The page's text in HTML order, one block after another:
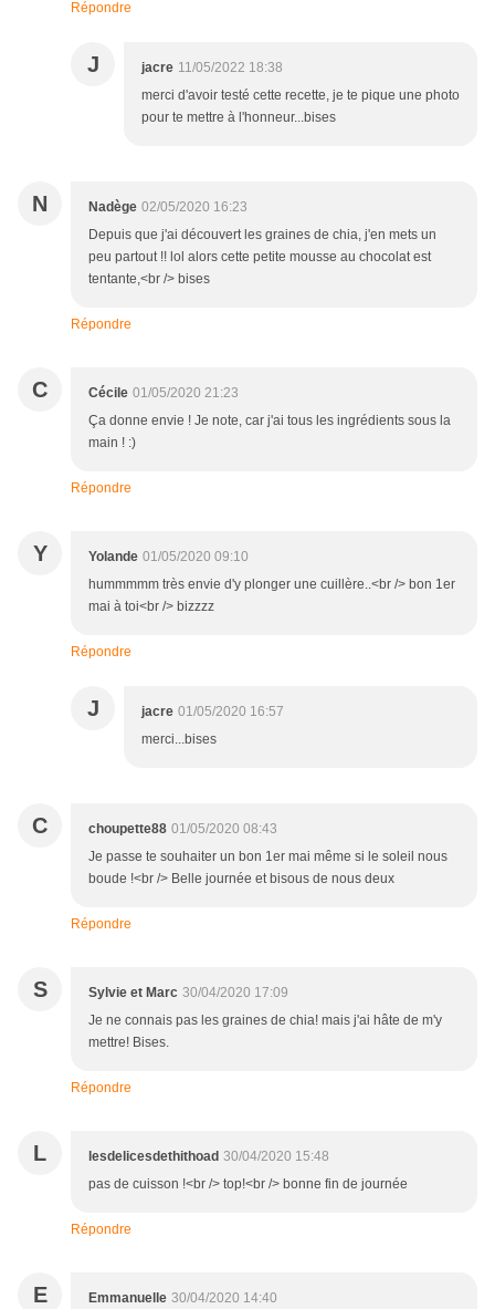
Répondre
J jacre 11/05/2022 18:38
merci d'avoir testé cette recette, je te pique une photo
pour te mettre à l'honneur...bises
N Nadège 02/05/2020 16:23
Depuis que j'ai découvert les graines de chia, j'en mets un
peu partout !! lol alors cette petite mousse au chocolat est
tentante,<br /> bises
Répondre
C Cécile 01/05/2020 21:23
Ça donne envie ! Je note, car j'ai tous les ingrédients sous la
main ! :)
Répondre
Y Yolande 01/05/2020 09:10
hummmmm très envie d'y plonger une cuillère..<br /> bon 1er
mai à toi<br /> bizzzz
Répondre
J jacre 01/05/2020 16:57
merci...bises
C choupette88 01/05/2020 08:43
Je passe te souhaiter un bon 1er mai même si le soleil nous
boude !<br /> Belle journée et bisous de nous deux
Répondre
S Sylvie et Marc 30/04/2020 17:09
Je ne connais pas les graines de chia! mais j'ai hâte de m'y
mettre! Bises.
Répondre
L lesdelicesdethithoad 30/04/2020 15:48
pas de cuisson !<br /> top!<br /> bonne fin de journée
Répondre
E Emmanuelle 30/04/2020 14:40